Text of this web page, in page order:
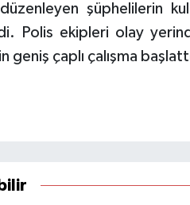
düzenleyen şüphelilerin
Polis ekipleri olay
geniş çaplı çalışma